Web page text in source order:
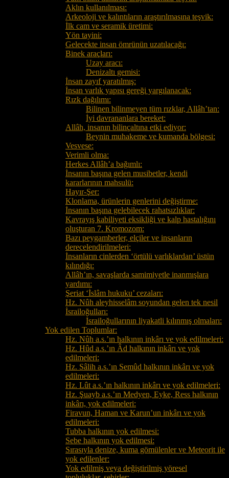
Aklın kullanılması:
Arkeoloji ve kalıntıların araştırılmasına teşvik:
İlk cam ve seramik üretimi:
Yön tayini:
Gelecekte insan ömrünün uzatılacağı:
Binek araçları:
Uzay aracı:
Denizaltı gemisi:
İnsan zayıf yaratılmış:
İnsan varlık yapısı gereği yargılanacak:
Rızk dağılımı:
Bilinen bilinmeyen tüm rızklar, Allâh’tan:
İyi davrananlara bereket:
Allâh, insanın bilinçaltına etki ediyor:
Beynin muhakeme ve kumanda bölgesi:
Vesvese:
Verimli olma:
Herkes Allâh’a bağımlı:
İnsanın başına gelen musibetler, kendi
kararlarının mahsulü:
Hayır-Şer:
Klonlama, ürünlerin genlerini değiştirme:
İnsanın başına gelebilecek rahatsızlıklar:
Kavrayış kabiliyeti eksikliği ve kalp hastalığını
oluşturan 7. Kromozom:
Bazı peygamberler, elçiler ve insanların
derecelendirilmeleri:
İnsanların cinlerden ‘örtülü varlıklardan’ üstün
kılındığı:
Allâh’ın, savaşlarda samimiyetle inanmışlara
yardımı:
Şeriat ‘İslâm hukuku’ cezaları:
Hz. Nûh aleyhisselâm soyundan gelen tek nesil
İsrailoğulları:
İsrailoğullarının liyakatli kılınmış olmaları:
Yok edilen Toplumlar:
Hz. Nûh a.s.’ın halkının inkârı ve yok edilmeleri:
Hz. Hûd a.s.’ın Âd halkının inkârı ve yok
edilmeleri:
Hz. Sâlih a.s.’ın Semûd halkının inkârı ve yok
edilmeleri:
Hz. Lût a.s.’ın halkının inkârı ve yok edilmeleri:
Hz. Şuayb a.s.’ın Medyen, Eyke, Ress halkının
inkârı, yok edilmeleri:
Firavun, Haman ve Karun’un inkârı ve yok
edilmeleri:
Tubba halkının yok edilmesi:
Sebe halkının yok edilmesi:
Sırasıyla denize, kuma gömülenler ve Meteorit ile
yok edilenler:
Yok edilmiş veya değiştirilmiş yöresel